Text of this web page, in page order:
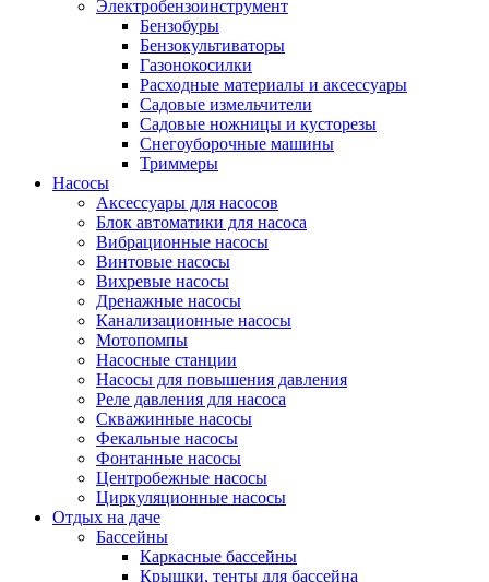
Электробензоинструмент
Бензобуры
Бензокультиваторы
Газонокосилки
Расходные материалы и аксессуары
Садовые измельчители
Садовые ножницы и кусторезы
Снегоуборочные машины
Триммеры
Насосы
Аксессуары для насосов
Блок автоматики для насоса
Вибрационные насосы
Винтовые насосы
Вихревые насосы
Дренажные насосы
Канализационные насосы
Мотопомпы
Насосные станции
Насосы для повышения давления
Реле давления для насоса
Скважинные насосы
Фекальные насосы
Фонтанные насосы
Центробежные насосы
Циркуляционные насосы
Отдых на даче
Бассейны
Каркасные бассейны
Крышки, тенты для бассейна